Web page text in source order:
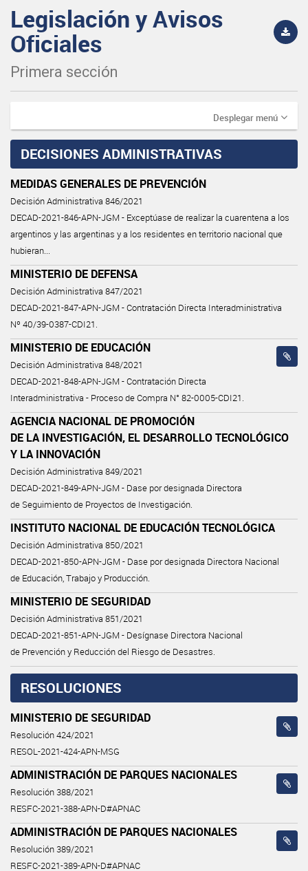
Legislación y Avisos
Oficiales
Primera sección
Desplegar menú
DECISIONES ADMINISTRATIVAS
MEDIDAS GENERALES DE PREVENCIÓN
Decisión Administrativa 846/2021
DECAD-2021-846-APN-JGM - Exceptúase de realizar la cuarentena a los
argentinos y las argentinas y a los residentes en territorio nacional que
hubieran...
MINISTERIO DE DEFENSA
Decisión Administrativa 847/2021
DECAD-2021-847-APN-JGM - Contratación Directa Interadministrativa
Nº 40/39-0387-CDI21.
MINISTERIO DE EDUCACIÓN
Decisión Administrativa 848/2021
DECAD-2021-848-APN-JGM - Contratación Directa
Interadministrativa - Proceso de Compra N° 82-0005-CDI21.
AGENCIA NACIONAL DE PROMOCIÓN
DE LA INVESTIGACIÓN, EL DESARROLLO TECNOLÓGICO
Y LA INNOVACIÓN
Decisión Administrativa 849/2021
DECAD-2021-849-APN-JGM - Dase por designada Directora
de Seguimiento de Proyectos de Investigación.
INSTITUTO NACIONAL DE EDUCACIÓN TECNOLÓGICA
Decisión Administrativa 850/2021
DECAD-2021-850-APN-JGM - Dase por designada Directora Nacional
de Educación, Trabajo y Producción.
MINISTERIO DE SEGURIDAD
Decisión Administrativa 851/2021
DECAD-2021-851-APN-JGM - Desígnase Directora Nacional
de Prevención y Reducción del Riesgo de Desastres.
RESOLUCIONES
MINISTERIO DE SEGURIDAD
Resolución 424/2021
RESOL-2021-424-APN-MSG
ADMINISTRACIÓN DE PARQUES NACIONALES
Resolución 388/2021
RESFC-2021-388-APN-D#APNAC
ADMINISTRACIÓN DE PARQUES NACIONALES
Resolución 389/2021
RESFC-2021-389-APN-D#APNAC